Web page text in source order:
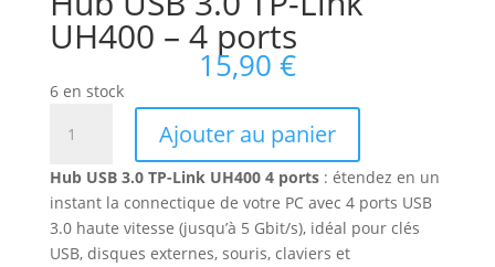
UH400 – 4 ports
15,90 €
6 en stock
Hub
USB
Ajouter au panier
Hub USB 3.0 TP-Link UH400 4 ports: étendez en un
instant la connectique de votre PC avec 4 ports USB
3.0 haute vitesse (jusqu’à 5 Gbit/s), idéal pour clés
USB, disques externes, souris, claviers et